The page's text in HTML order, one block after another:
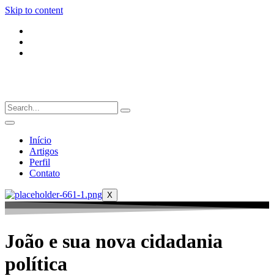
Skip to content
Início
Artigos
Perfil
Contato
X
João e sua nova cidadania
política